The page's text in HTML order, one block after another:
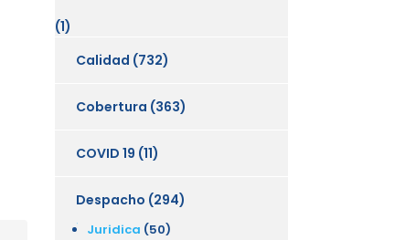
(1)
Calidad (732)
Cobertura (363)
COVID 19 (11)
Despacho (294)
Juridica (50)